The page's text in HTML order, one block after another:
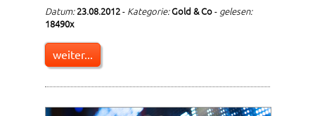
Datum: 23.08.2012- Kategorie:Gold & Co- gelesen:
18490x
weiter...